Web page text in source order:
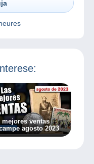
mejores ventas
agosto 2023